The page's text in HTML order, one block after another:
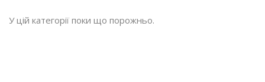
У цій категорії поки що порожньо.